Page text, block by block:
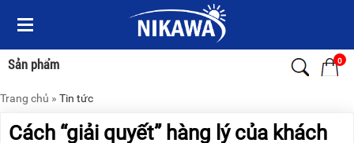
Sản phẩm 0
Menu
Sản
phẩm
TRANG
Menu
Sản
phẩm
TRANG
Trang chủ » Tin tức
Cách “giải quyết” hàng lý của khách